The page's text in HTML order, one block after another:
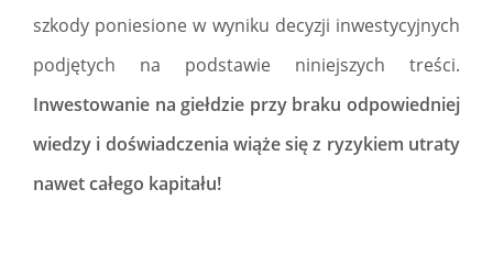
szkody poniesione w wyniku decyzji inwestycyjnych
podjętych na podstawie niniejszych treści.
Inwestowanie na giełdzie przy braku odpowiedniej
wiedzy i doświadczenia wiąże się z ryzykiem utraty
nawet całego kapitału!